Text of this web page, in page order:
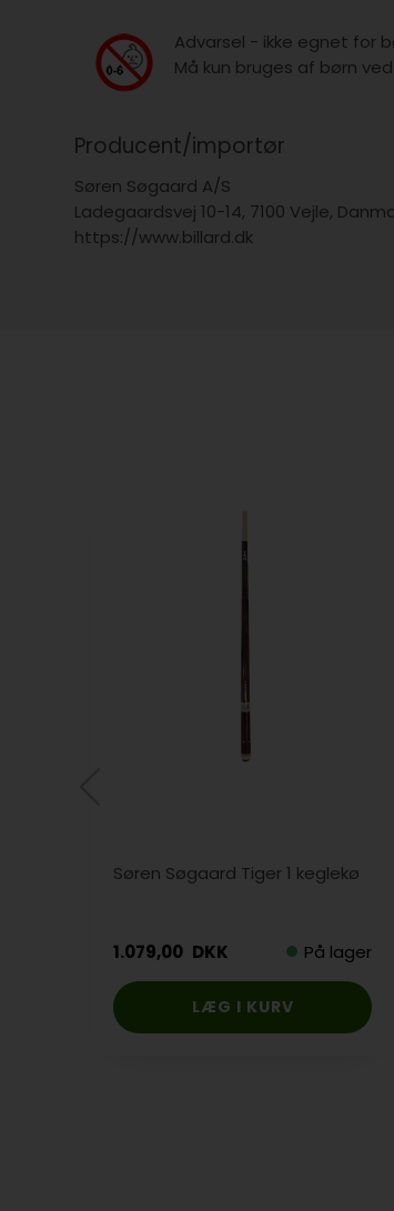
Advarsel - ikke egnet for
Må kun bruges af børn
Producent/importør
Søren Søgaard A/S
Ladegaardsvej 10-14, 7100 Vejle,
https://www.billard.dk
Søren Søgaard Tiger 1 keglekø
1.079,00 DKK På lager